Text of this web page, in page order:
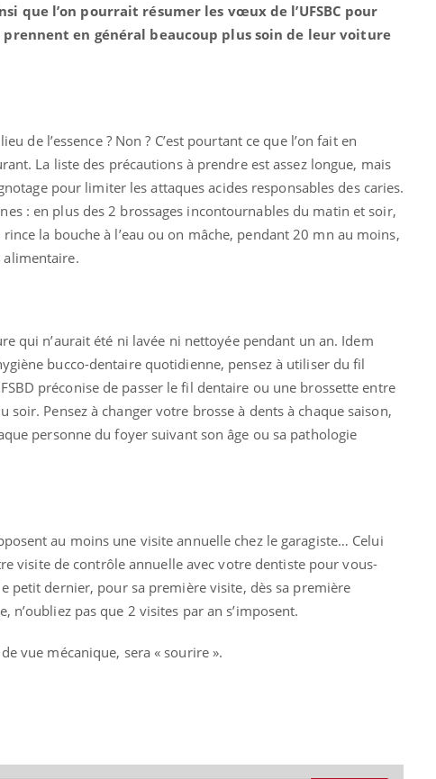
que l’on pourrait résumer les vœux de l’UFSBC pour
en général beaucoup plus soin de leur voiture
de l’essence ? Non ? C’est pourtant ce que l’on fait en
La liste des précautions à prendre est assez longue, mais
pour limiter les attaques acides responsables des caries.
: en plus des 2 brossages incontournables du matin et soir,
la bouche à l’eau ou on mâche, pendant 20 mn au moins,
alimentaire.
qui n’aurait été ni lavée ni nettoyée pendant un an. Idem
bucco-dentaire quotidienne, pensez à utiliser du fil
préconise de passer le fil dentaire ou une brossette entre
soir. Pensez à changer votre brosse à dents à chaque saison,
personne du foyer suivant son âge ou sa pathologie
au moins une visite annuelle chez le garagiste… Celui
visite de contrôle annuelle avec votre dentiste pour vous-
petit dernier, pour sa première visite, dès sa première
n’oubliez pas que 2 visites par an s’imposent.
vue mécanique, sera « sourire ».
VIH : la fin du comprimé
tous les jours se profile-t-
elle enfin ?
votre ventre
gâche-t-il les premiers
de vos vacances ?
Le Viagra pourrait-il freiner
la propagation du cancer ?
Pourquoi manger moins de
protéines pourrait
finalement être bénéfique